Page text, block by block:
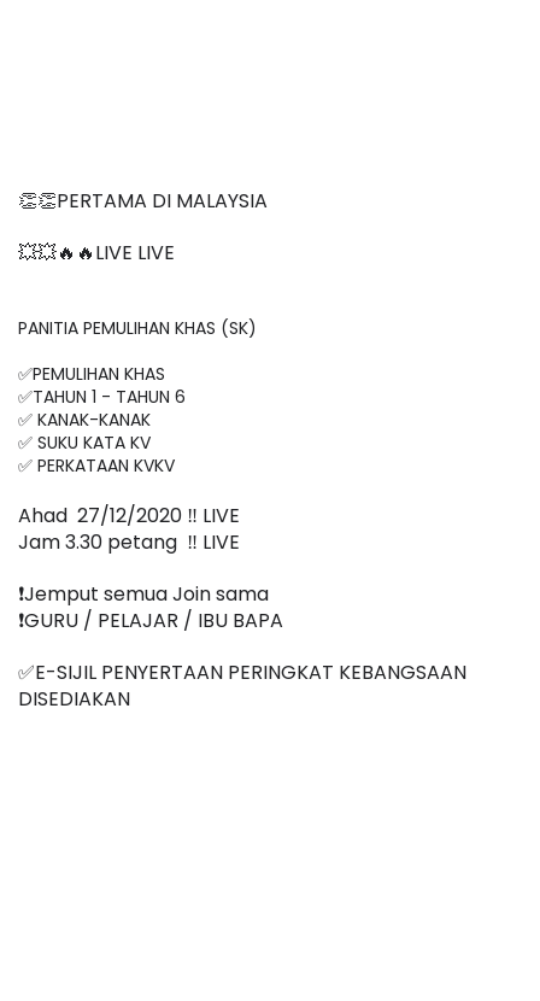
👏👏PERTAMA DI MALAYSIA
💥💥🔥🔥LIVE LIVE
PANITIA PEMULIHAN KHAS (SK)
✅PEMULIHAN KHAS
✅TAHUN 1 - TAHUN 6
✅ KANAK-KANAK
✅ SUKU KATA KV
✅ PERKATAAN KVKV
Ahad  27/12/2020 ‼️ LIVE
Jam 3.30 petang  ‼️ LIVE
❗️Jemput semua Join sama
❗️GURU / PELAJAR / IBU BAPA
✅E-SIJIL PENYERTAAN PERINGKAT KEBANGSAAN
DISEDIAKAN